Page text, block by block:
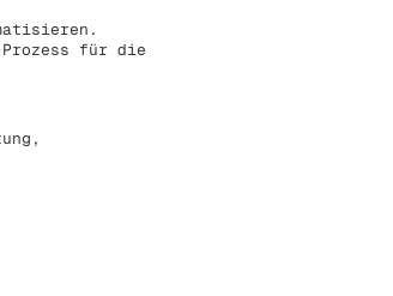
für die